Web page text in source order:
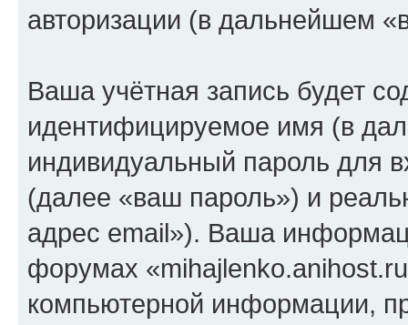
авторизации (в дальнейшем
Ваша учётная запись будет
идентифицируемое имя (в
индивидуальный пароль для
(далее «ваш пароль») и
адрес email»). Ваша
форумах
компьютерной информации,